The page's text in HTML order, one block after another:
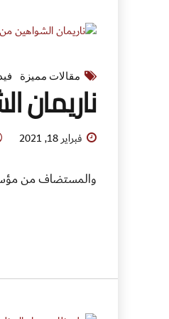
مقالات مميزة
فبراير 18, 2021
والمستضاف من